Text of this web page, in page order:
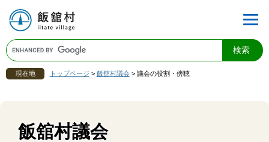
現在地 トップページ > 飯舘村議会 > 議会の役割・傍聴
飯舘村議会